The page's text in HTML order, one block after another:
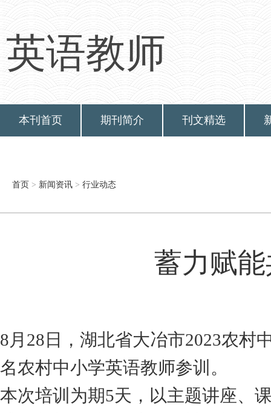
英语教师
本刊首页 期刊简介 刊文精选
首页 > 新闻资讯 > 行业动态
蓄力赋
8月28日，湖北省大冶市2023农村
名农村中小学英语教师参训。
本次培训为期5天，以主题讲座、